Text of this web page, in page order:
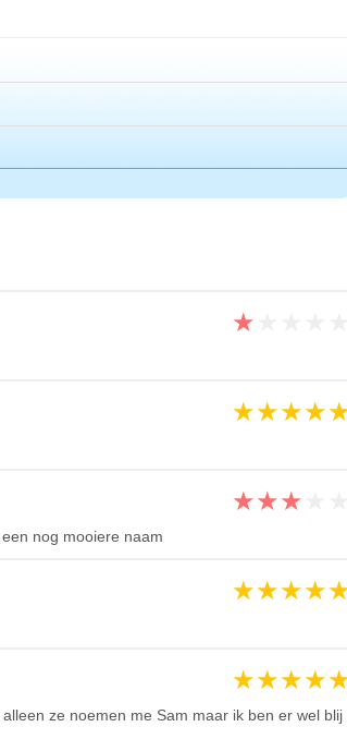
★
★★★★
★★★
nog mooiere naam
★★★★
★★★★
ze noemen me Sam maar ik ben er wel blij